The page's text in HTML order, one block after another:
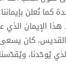
كما نُعلن
الإيمان
كان
يُوحّدنا،